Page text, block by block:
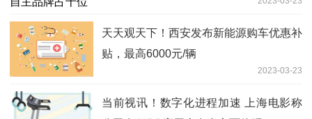
天天观天下！西安发布新能源购车优惠补
贴，最高6000元/辆
2023-03-23
当前视讯！数字化进程加速 上海电影称